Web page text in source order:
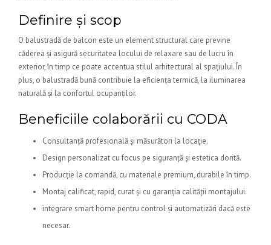
Definire și scop
O balustradă de balcon este un element structural care previne
căderea și asigură securitatea locului de relaxare sau de lucru în
exterior, în timp ce poate accentua stilul arhitectural al spațiului. În
plus, o balustradă bună contribuie la eficiența termică, la iluminarea
naturală și la confortul ocupanților.
Beneficiile colaborării cu CODA
Consultanță profesională și măsurători la locație.
Design personalizat cu focus pe siguranță și estetica dorită.
Producție la comandă, cu materiale premium, durabile în timp.
Montaj calificat, rapid, curat și cu garanția calității montajului.
integrare smart home pentru control și automatizări dacă este
necesar.